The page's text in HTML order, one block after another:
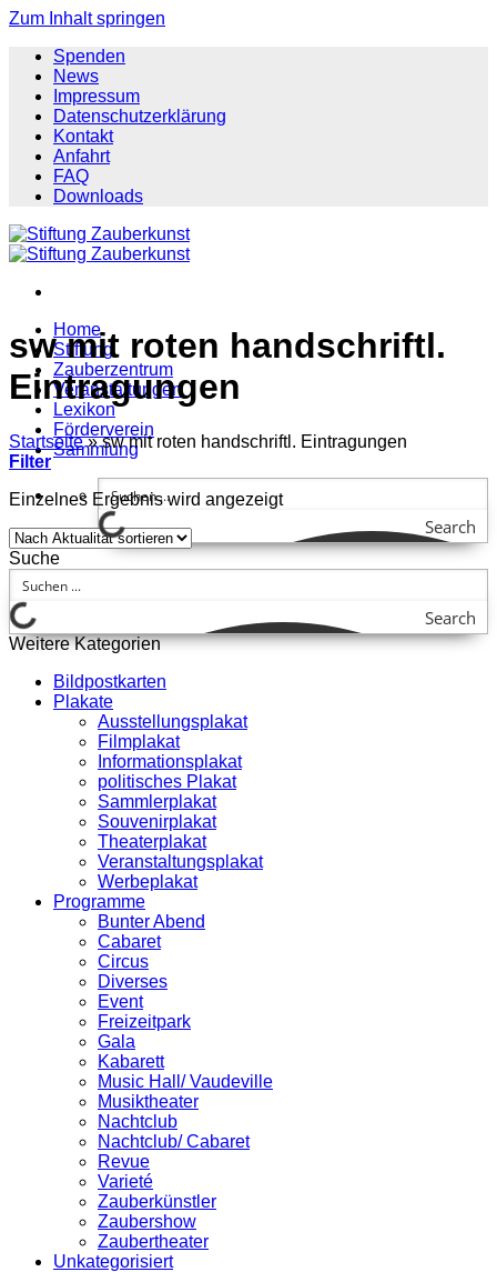
Zum Inhalt springen
Spenden
News
Impressum
Datenschutzerklärung
Kontakt
Anfahrt
FAQ
Downloads
Home
Stiftung
Zauberzentrum
Veranstaltungen
Lexikon
Förderverein
Sammlung
Search
sw mit roten handschriftl.
Eintragungen
Startseite » sw mit roten handschriftl. Eintragungen
Filter
Einzelnes Ergebnis wird angezeigt
Suche
Search
Weitere Kategorien
Bildpostkarten
Plakate
Ausstellungsplakat
Filmplakat
Informationsplakat
politisches Plakat
Sammlerplakat
Souvenirplakat
Theaterplakat
Veranstaltungsplakat
Werbeplakat
Programme
Bunter Abend
Cabaret
Circus
Diverses
Event
Freizeitpark
Gala
Kabarett
Music Hall/ Vaudeville
Musiktheater
Nachtclub
Nachtclub/ Cabaret
Revue
Varieté
Zauberkünstler
Zaubershow
Zaubertheater
Unkategorisiert